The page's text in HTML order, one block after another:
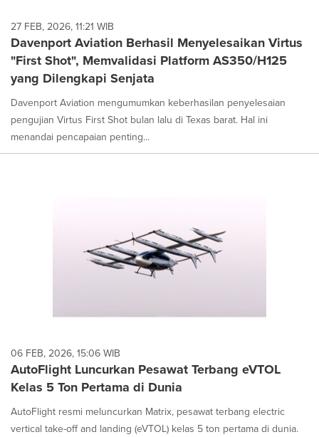
27 FEB, 2026, 11:21 WIB
Davenport Aviation Berhasil Menyelesaikan Virtus
"First Shot", Memvalidasi Platform AS350/H125
yang Dilengkapi Senjata
Davenport Aviation mengumumkan keberhasilan penyelesaian
pengujian Virtus First Shot bulan lalu di Texas barat. Hal ini
menandai pencapaian penting...
06 FEB, 2026, 15:06 WIB
AutoFlight Luncurkan Pesawat Terbang eVTOL
Kelas 5 Ton Pertama di Dunia
AutoFlight resmi meluncurkan Matrix, pesawat terbang electric
vertical take-off and landing (eVTOL) kelas 5 ton pertama di dunia.